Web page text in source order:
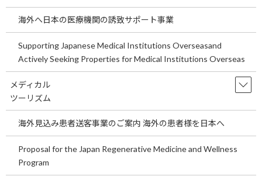
海外へ日本の医療機関の誘致サポート事業
Supporting Japanese Medical Institutions Overseasand
Actively Seeking Properties for Medical Institutions Overseas
メディカル
ツーリズム
海外見込み患者送客事業のご案内 海外の患者様を日本へ
Proposal for the Japan Regenerative Medicine and Wellness
Program